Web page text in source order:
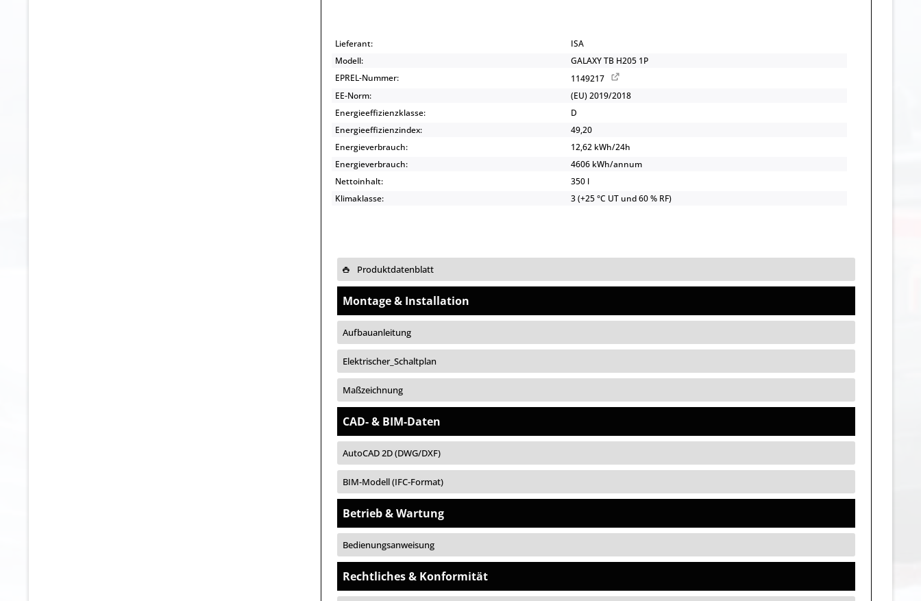
Lieferant:
ISA
Modell:
GALAXY TB H205 1P
EPREL-Nummer:
1149217
EE-Norm:
(EU) 2019/2018
Energieeffizienzklasse:
D
Energieeffizienzindex:
49,20
Energieverbrauch:
12,62 kWh/24h
Energieverbrauch:
4606 kWh/annum
Nettoinhalt:
350 l
Klimaklasse:
3 (+25 °C UT und 60 % RF)
Produktdatenblatt
Montage & Installation
Aufbauanleitung
Elektrischer_Schaltplan
Maßzeichnung
CAD- & BIM-Daten
AutoCAD 2D (DWG/DXF)
BIM-Modell (IFC-Format)
Betrieb & Wartung
Bedienungsanweisung
Rechtliches & Konformität